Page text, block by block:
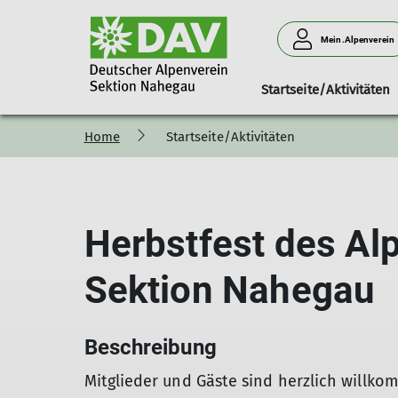
Mein.Alpenverein
Startseite/Aktivitäten
Ansprechpartner
100 Jahre Sektion Nahegau
Berichte Mitteilungshefte
Home Startseite/Aktivitäten
Herbstfest des
Sektion Nahegau
Beschreibung
Mitglieder und Gäste sind herzlich